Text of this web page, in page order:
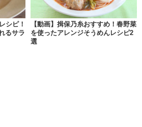
シピ！
るサラ
【動画】揖保乃糸おすすめ！春野菜
を使ったアレンジそうめんレシピ2
選